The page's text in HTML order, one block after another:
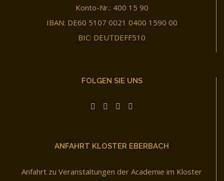
Konto-Nr.: 400 15 90
IBAN: DE60 5107 0021 0400 1590 00
BIC: DEUTDEFF510
FOLGEN SIE UNS
ANFAHRT KLOSTER EBERBACH
Anfahrt zu Veranstaltungen der Academie im Kloster